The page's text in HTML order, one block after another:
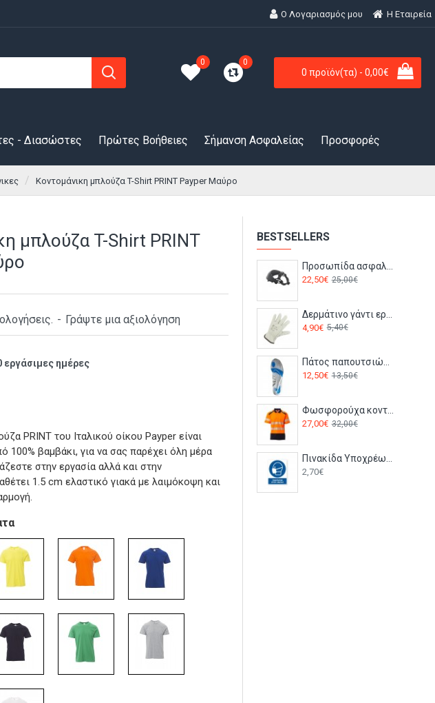
Ο Λογαριασμός μου H Εταιρεία
0 0
0 προϊόν(τα) - 0,00€
- Διασώστες Πρώτες Βοήθειες Σήμανση Ασφαλείας Προσφορές
Κοντομάνικη μπλούζα T-Shirt PRINT Payper Μαύρο
μπλούζα T-Shirt PRINT
εργάσιμες ημέρες
- Γράψτε μια αξιολόγηση
PRINT του Ιταλικού οίκου Payper είναι
100% βαμβάκι, για να σας παρέχει όλη μέρα
στην εργασία αλλά και στην
1.5 cm ελαστικό γιακά με λαιμόκοψη και
BESTSELLERS
22,50€ 25,00€
4,90€ 5,40€
Πάτος παπουτσιών ζελέ FC90 Portwest
12,50€ 13,50€
Φωσφορούχα κοντομάνικη μπλούζα Polo ROAD Payper Πορτοκαλί-navy
27,00€ 32,00€
2,70€